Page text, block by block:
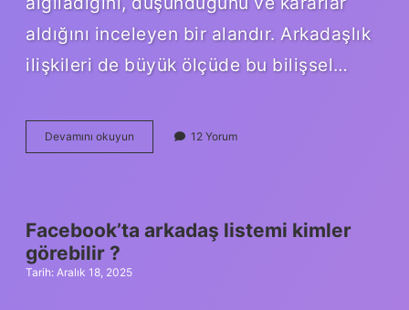
aldığını inceleyen bir alandır. Arkadaşlık
ilişkileri de büyük ölçüde bu bilişsel…
Devamını okuyun Arkadaşlık
bağını
12 Yorum
Facebook’ta arkadaş listemi kimler
görebilir ?
Tarih: Aralık 18, 2025